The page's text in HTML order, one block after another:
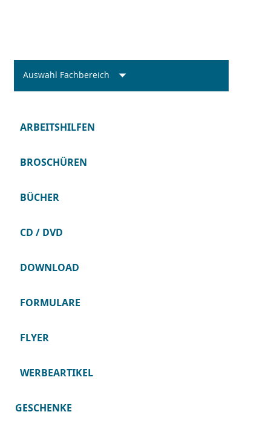
Auswahl Fachbereich
ARBEITSHILFEN
BROSCHÜREN
BÜCHER
CD / DVD
DOWNLOAD
FORMULARE
FLYER
WERBEARTIKEL
GESCHENKE